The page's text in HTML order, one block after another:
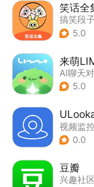
笑话全
搞笑段子
5.0
来萌
AI聊天
5.0
视频监
0.0
豆瓣
兴趣社区